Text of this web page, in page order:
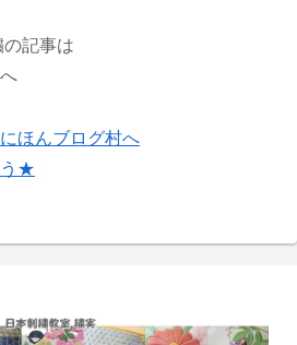
記事は
へ
う★